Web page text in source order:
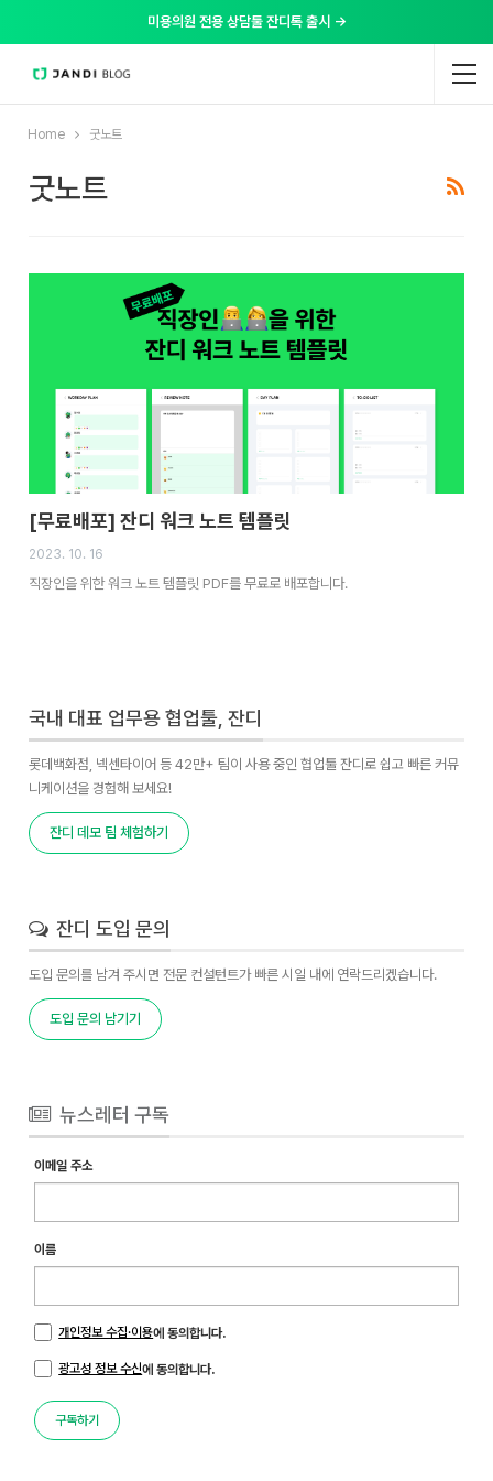
미용의원 전용 상담툴 잔디톡 출시 →
Home 굿노트
굿노트
[무료배포] 잔디 워크 노트 템플릿
2023. 10. 16
직장인을 위한 워크 노트 템플릿 PDF를 무료로 배포합니다.
국내 대표 업무용 협업툴, 잔디
롯데백화점, 넥센타이어 등 42만+ 팀이 사용 중인 협업툴 잔디로 쉽고 빠른 커뮤
니케이션을 경험해 보세요!
잔디 데모 팀 체험하기
잔디 도입 문의
도입 문의를 남겨 주시면 전문 컨설턴트가 빠른 시일 내에 연락드리겠습니다.
도입 문의 남기기
뉴스레터 구독
이메일 주소
이름
개인정보 수집·이용에 동의합니다.
광고성 정보 수신에 동의합니다.
구독하기